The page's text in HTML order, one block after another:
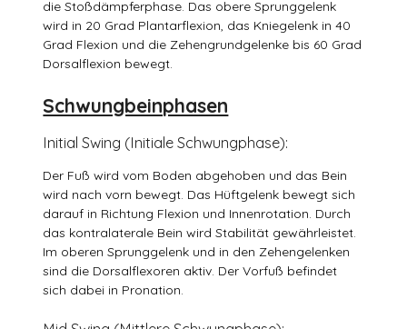
die Stoßdämpferphase. Das obere Sprunggelenk
wird in 20 Grad Plantarflexion, das Kniegelenk in 40
Grad Flexion und die Zehengrundgelenke bis 60 Grad
Dorsalflexion bewegt.
Schwungbeinphasen
Initial Swing (Initiale Schwungphase):
Der Fuß wird vom Boden abgehoben und das Bein
wird nach vorn bewegt. Das Hüftgelenk bewegt sich
darauf in Richtung Flexion und Innenrotation. Durch
das kontralaterale Bein wird Stabilität gewährleistet.
Im oberen Sprunggelenk und in den Zehengelenken
sind die Dorsalflexoren aktiv. Der Vorfuß befindet
sich dabei in Pronation.